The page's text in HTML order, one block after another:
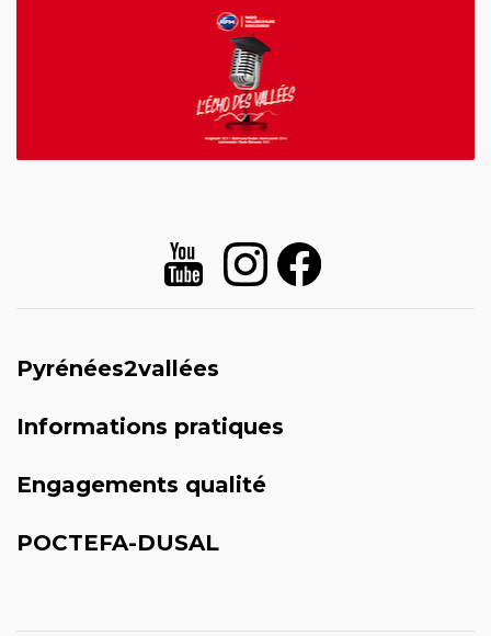
Pyrénées2vallées
Informations pratiques
Engagements qualité
POCTEFA-DUSAL